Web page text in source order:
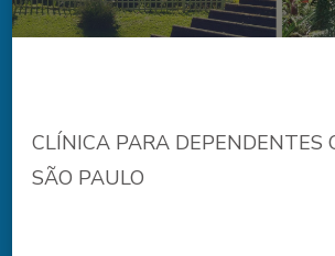
CLÍNICA PARA DEPENDENTES
SÃO PAULO